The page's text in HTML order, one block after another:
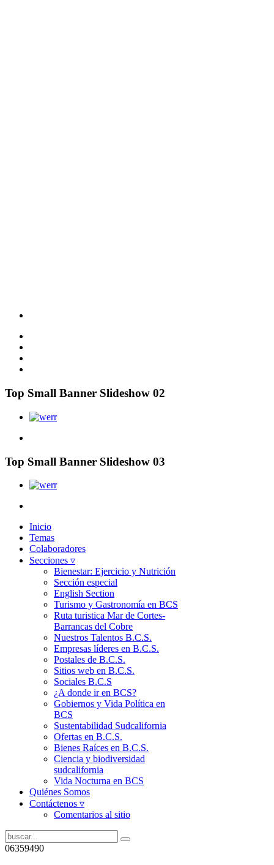
Top Small Banner Slideshow 02
Top Small Banner Slideshow 03
Inicio
Temas
Colaboradores
Secciones ▿
Bienestar: Ejercicio y Nutrición
Sección especial
English Section
Turismo y Gastronomía en BCS
Ruta turistica Mar de Cortes-
Barrancas del Cobre
Nuestros Talentos B.C.S.
Empresas líderes en B.C.S.
Postales de B.C.S.
Sitios web en B.C.S.
Sociales B.C.S
¿A donde ir en BCS?
Gobiernos y Vida Política en
BCS
Sustentabilidad Sudcalifornia
Ofertas en B.C.S.
Bienes Raíces en B.C.S.
Ciencia y biodiversidad
sudcalifornia
Vida Nocturna en BCS
Quiénes Somos
Contáctenos ▿
Comentarios al sitio
06359490